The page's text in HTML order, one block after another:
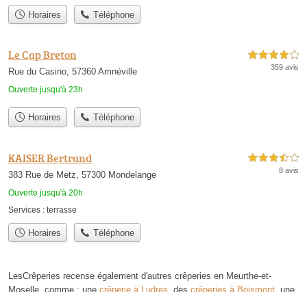
Horaires Téléphone
Le Cap Breton
Rue du Casino, 57360 Amnéville
Ouverte jusqu'à 23h
4,0 étoiles sur 5
359 avis
Horaires Téléphone
KAISER Bertrand
383 Rue de Metz, 57300 Mondelange
Ouverte jusqu'à 20h
3,5 étoiles sur 5
8 avis
Services : terrasse
Horaires Téléphone
LesCrêperies recense également d'autres crêperies en Meurthe-et-
Moselle, comme : une crêperie à Ludres , des crêperies à Boismont , une